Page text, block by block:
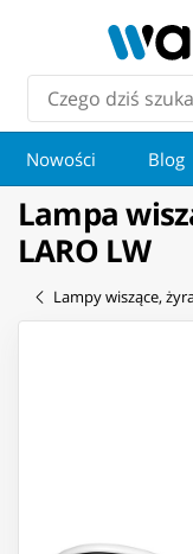
Nowości Blog
Lampa
LARO LW
Lampy wiszące,